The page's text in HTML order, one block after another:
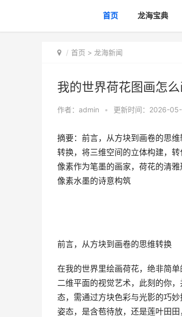
首页 龙海宝典
首页 > 龙海新闻
我的世界荷花图画怎
作者： admin • 更新时间：2026-
摘要：前言，从方块到画卷的思
转换，将三维空间的立体构建，
像素作为笔墨的画家，荷花的清
像素水墨的诗意构筑
前言，从方块到画卷的思维转换
在我的世界里绘画荷花，绝非简
二维平面的视觉艺术，此刻的你
态，需通过方块色彩与光影的巧
姿态，是含苞待放，还是莲叶田